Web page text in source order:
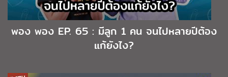
พอง พอง EP. 65 : มีลูก 1 คน จนไปหลายปีต้อง
แก้ยังไง?